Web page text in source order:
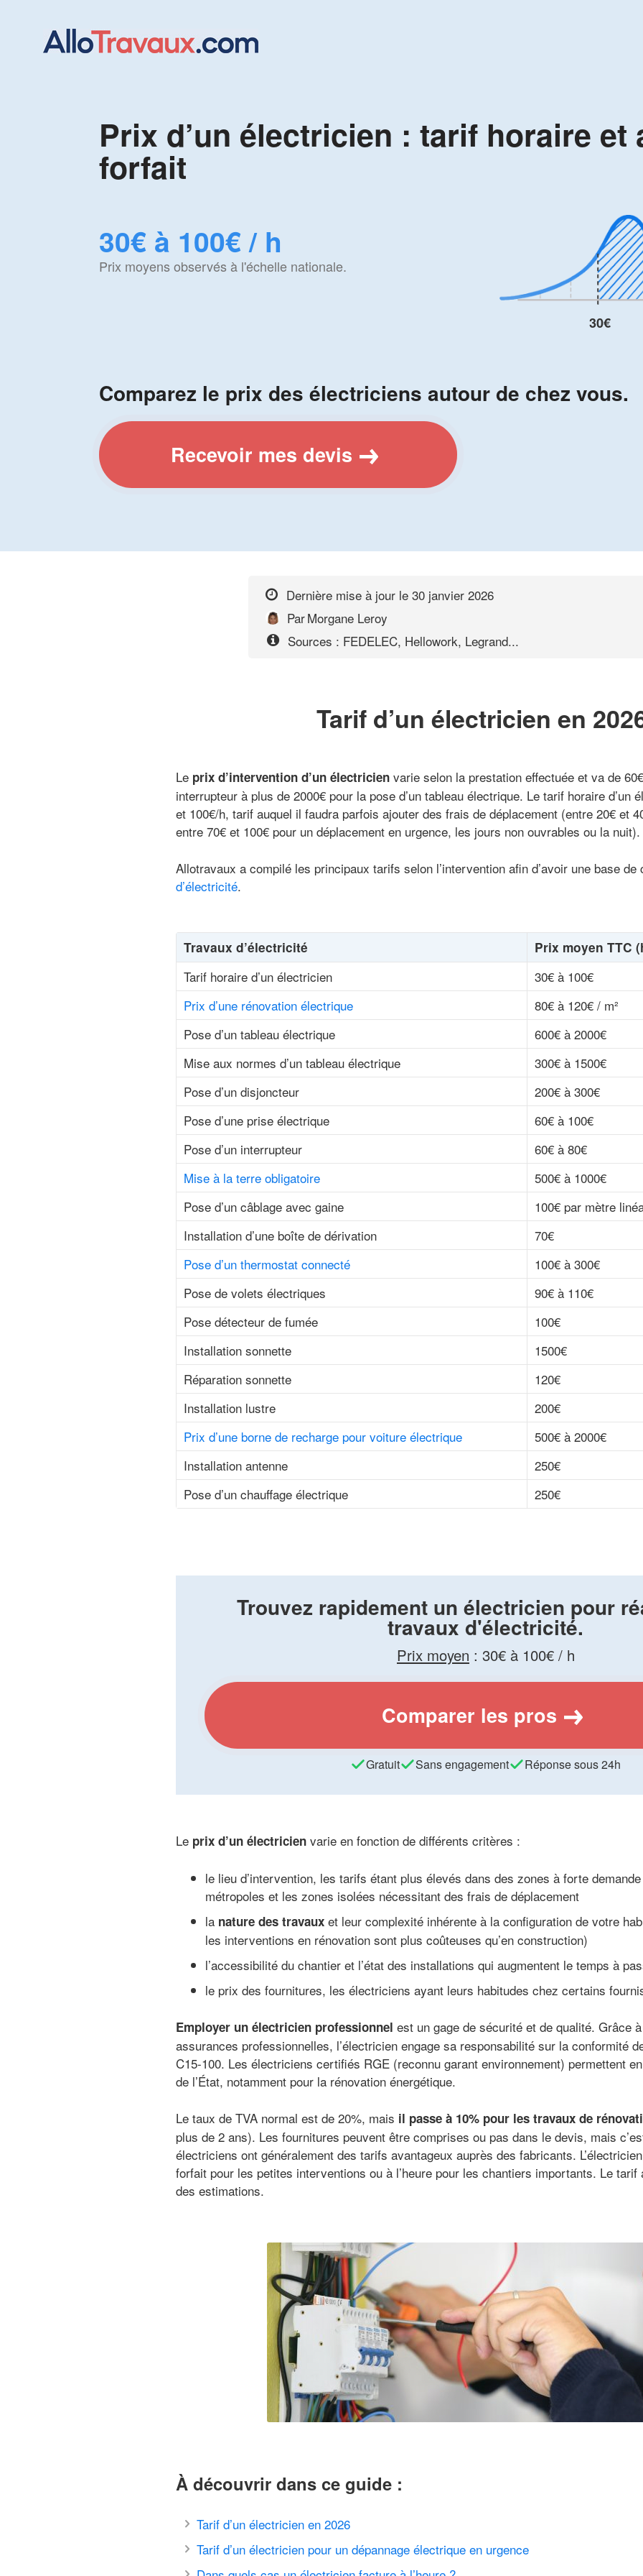
Prix d’un électricien : tarif horaire et
forfait
30€ à 100€ / h
Prix moyens observés à l'échelle nationale.
30€
Comparez le prix des électriciens autour de chez vous.
Recevoir mes devis
Dernière mise à jour le 30 janvier 2026
ParMorgane Leroy
Sources : FEDELEC, Hellowork, Legrand...
Tarif d’un électricien en
Le prix d’intervention d’un électricienvarie selon la prestation effectuée et va de
interrupteur à plus de 2000€ pour la pose d’un tableau électrique. Le tarif horaire d’un
et 100€/h, tarif auquel il faudra parfois ajouter des frais de déplacement (entre 20€ et
entre 70€ et 100€ pour un déplacement en urgence, les jours non ouvrables ou la nuit).
Allotravaux a compilé les principaux tarifs selon l’intervention afin d’avoir une base
d’électricité.
Travaux d’électricité
Prix moyen TTC
Tarif horaire d’un électricien
30€ à 100€
Prix d’une rénovation électrique
80€ à 120€ / m²
Pose d’un tableau électrique
600€ à 2000€
Mise aux normes d’un tableau électrique
300€ à 1500€
Pose d’un disjoncteur
200€ à 300€
Pose d’une prise électrique
60€ à 100€
Pose d’un interrupteur
60€ à 80€
Mise à la terre obligatoire
500€ à 1000€
Pose d’un câblage avec gaine
100€ par mètre
Installation d’une boîte de dérivation
70€
Pose d’un thermostat connecté
100€ à 300€
Pose de volets électriques
90€ à 110€
Pose détecteur de fumée
100€
Installation sonnette
1500€
Réparation sonnette
120€
Installation lustre
200€
Prix d’une borne de recharge pour voiture électrique
500€ à 2000€
Installation antenne
250€
Pose d’un chauffage électrique
250€
Trouvez rapidement un électricien pour
travaux d'électricité.
Prix moyen : 30€ à 100€ / h
Comparer les pros
Gratuit Sans engagement Réponse sous 24h
Le prix d’un électricienvarie en fonction de différents critères :
le lieu d’intervention, les tarifs étant plus élevés dans des zones à forte
métropoles et les zones isolées nécessitant des frais de déplacement
la nature des travaux et leur complexité inhérente à la configuration de votre
les interventions en rénovation sont plus coûteuses qu’en construction)
l’accessibilité du chantier et l’état des installations qui augmentent le temps à
le prix des fournitures, les électriciens ayant leurs habitudes chez certains
Employer un électricien professionnel est un gage de sécurité et de qualité. Grâce
assurances professionnelles, l’électricien engage sa responsabilité sur la conformité
C15-100. Les électriciens certifiés RGE (reconnu garant environnement) permettent
de l’État, notamment pour la rénovation énergétique.
Le taux de TVA normal est de 20%, mais il passe à 10% pour les travaux de
plus de 2 ans). Les fournitures peuvent être comprises ou pas dans le devis, mais
électriciens ont généralement des tarifs avantageux auprès des fabricants.
forfait pour les petites interventions ou à l’heure pour les chantiers importants. Le
des estimations.
À découvrir dans ce guide :
Tarif d’un électricien en 2026
Tarif d’un électricien pour un dépannage électrique en urgence